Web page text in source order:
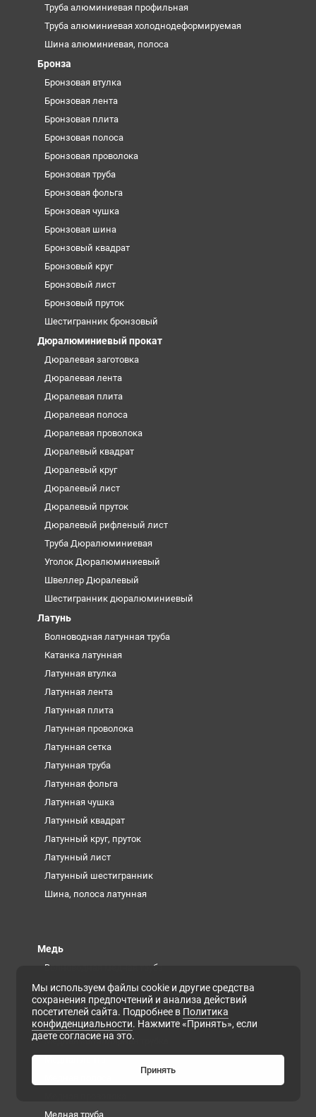
Труба алюминиевая профильная
Труба алюминиевая холоднодеформируемая
Шина алюминиевая, полоса
Бронза
Бронзовая втулка
Бронзовая лента
Бронзовая плита
Бронзовая полоса
Бронзовая проволока
Бронзовая труба
Бронзовая фольга
Бронзовая чушка
Бронзовая шина
Бронзовый квадрат
Бронзовый круг
Бронзовый лист
Бронзовый пруток
Шестигранник бронзовый
Дюралюминиевый прокат
Дюралевая заготовка
Дюралевая лента
Дюралевая плита
Дюралевая полоса
Дюралевая проволока
Дюралевый квадрат
Дюралевый круг
Дюралевый лист
Дюралевый пруток
Дюралевый рифленый лист
Труба Дюралюминиевая
Уголок Дюралюминиевый
Швеллер Дюралевый
Шестигранник дюралюминиевый
Латунь
Волноводная латунная труба
Катанка латунная
Латунная втулка
Латунная лента
Латунная плита
Латунная проволока
Латунная сетка
Латунная труба
Латунная фольга
Латунная чушка
Латунный квадрат
Латунный круг, пруток
Латунный лист
Латунный шестигранник
Шина, полоса латунная
Медь
Волноводная медная труба
Дюймовые трубы медные
Катанка медная
Медная втулка
Медная капиллярная трубка
Медная труба
Мы используем файлы cookie и другие средства
сохранения предпочтений и анализа действий
посетителей сайта. Подробнее в Политика
конфиденциальности. Нажмите «Принять», если
даете согласие на это.
Принять